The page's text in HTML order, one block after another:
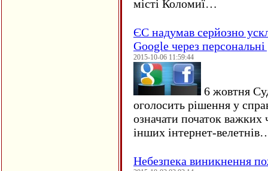
місті Коломиї…
ЄC надумав серйозно
Google через персональні
2015-10-06 11:59:44
6 жовтня
оголосить рішення у
означати початок важких
інших інтернет-
Небезпека виникнення